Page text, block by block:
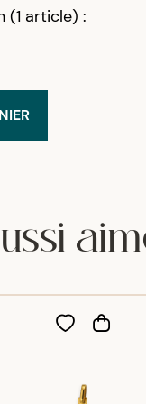
(1 article) :